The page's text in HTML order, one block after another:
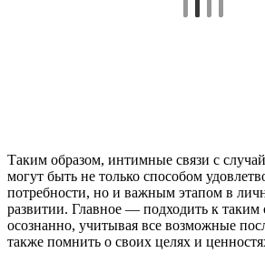
Таким образом, интимные связи с
могут быть не только способом
потребности, но и важным этапом в
развитии. Главное — подходить к
осознанно, учитывая все возможные
также помнить о своих целях и